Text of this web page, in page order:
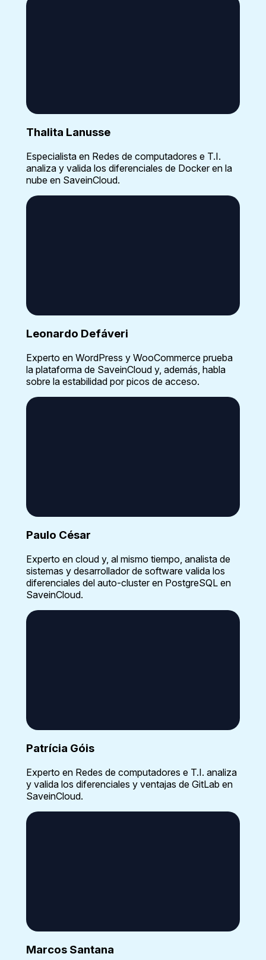
Thalita Lanusse
Especialista en Redes de computadores e T.I.
analiza y valida los diferenciales de Docker en la
nube en SaveinCloud.
Leonardo Defáveri
Experto en WordPress y WooCommerce prueba
la plataforma de SaveinCloud y, además, habla
sobre la estabilidad por picos de acceso.
Paulo César
Experto en cloud y, al mismo tiempo, analista de
sistemas y desarrollador de software valida los
diferenciales del auto-cluster en PostgreSQL en
SaveinCloud.
Patrícia Góis
Experto en Redes de computadores e T.I. analiza
y valida los diferenciales y ventajas de GitLab en
SaveinCloud.
Marcos Santana